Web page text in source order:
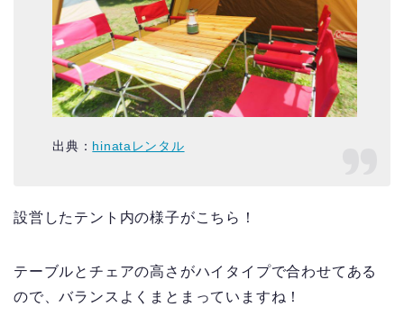
出典： hinataレンタル
設営したテント内の様子がこちら！
テーブルとチェアの高さがハイタイプで合わせてある
ので、バランスよくまとまっていますね！